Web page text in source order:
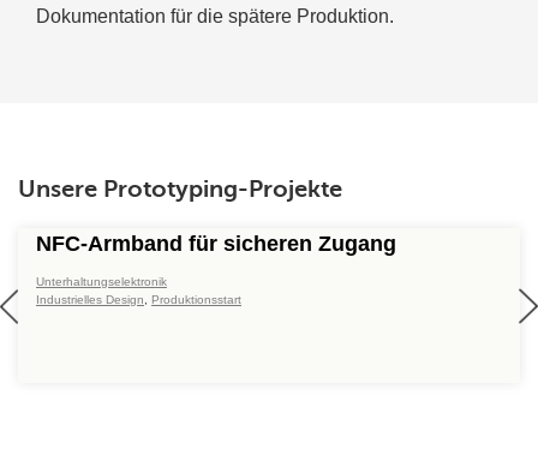
Dokumentation für die spätere Produktion.
Unsere Prototyping-Projekte
NFC-Armband für sicheren Zugang
Unterhaltungselektronik
Industrielles Design, Produktionsstart